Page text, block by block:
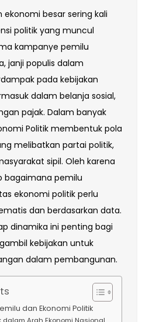
ekonomi besar sering kali
politik yang muncul
kampanye pemilu
janji populis dalam
pada kebijakan
dalam belanja sosial,
pajak. Dalam banyak
Politik membentuk pola
melibatkan partai politik,
sipil. Oleh karena
bagaimana pemilu
ekonomi politik perlu
dan berdasarkan data.
dinamika ini penting bagi
kebijakan untuk
dalam pembangunan.
dan Ekonomi Politik
dalam Arah Ekonomi Nasional